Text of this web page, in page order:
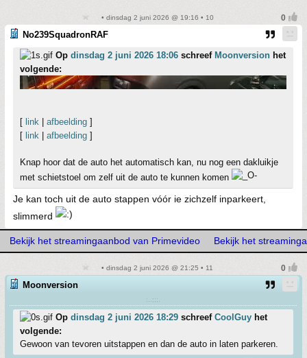
• dinsdag 2 juni 2026 @ 19:16 • 10
No239SquadronRAF
Op dinsdag 2 juni 2026 18:06 schreef Moonversion het
volgende:
[ link afbeelding ]
[ link afbeelding ]
Knap hoor dat de auto het automatisch kan, nu nog een dakluikje
met schietstoel om zelf uit de auto te kunnen komen
Je kan toch uit de auto stappen vóór ie zichzelf inparkeert,
slimmerd
Bekijk het streamingaanbod van Primevideo Bekijk het
• dinsdag 2 juni 2026 @ 21:25 • 11
Moonversion
:..;;;.
Op dinsdag 2 juni 2026 18:29 schreef CoolGuy het
volgende:
Gewoon van tevoren uitstappen en dan de auto in laten parkeren.